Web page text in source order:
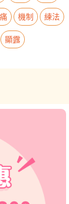
機制
練法
顯露